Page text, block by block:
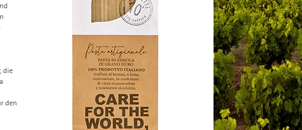
die
den